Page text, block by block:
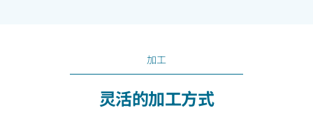
加工
灵活的加工方式